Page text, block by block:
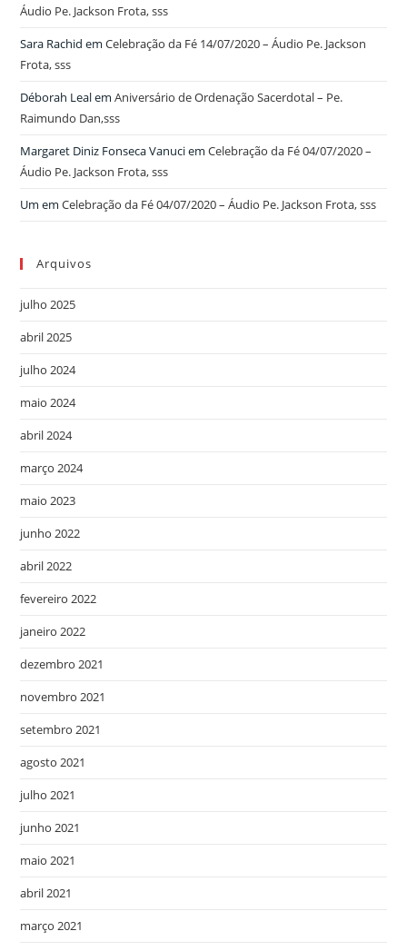
Áudio Pe. Jackson Frota, sss
Sara Rachid emCelebração da Fé 14/07/2020 – Áudio Pe. Jackson
Frota, sss
Déborah LealemAniversário de Ordenação Sacerdotal – Pe.
Raimundo Dan,sss
Margaret Diniz Fonseca VanuciemCelebração da Fé 04/07/2020 –
Áudio Pe. Jackson Frota, sss
Um emCelebração da Fé 04/07/2020 – Áudio Pe. Jackson Frota, sss
Arquivos
julho 2025
abril 2025
julho 2024
maio 2024
abril 2024
março 2024
maio 2023
junho 2022
abril 2022
fevereiro 2022
janeiro 2022
dezembro 2021
novembro 2021
setembro 2021
agosto 2021
julho 2021
junho 2021
maio 2021
abril 2021
março 2021